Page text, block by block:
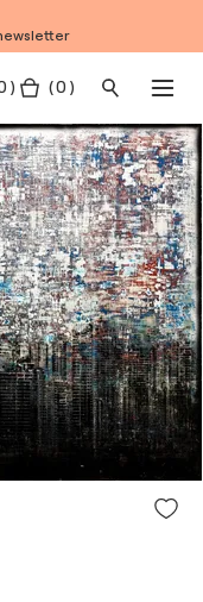
) ( 0 )